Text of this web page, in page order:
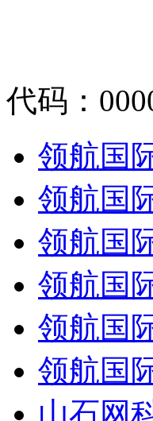
代码：
领航国
领航国
领航国
领航国
领航国
领航国
山石网